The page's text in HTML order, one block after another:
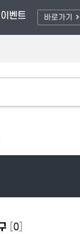
벤트 바로가기
용 - 최대 80% OFF
0